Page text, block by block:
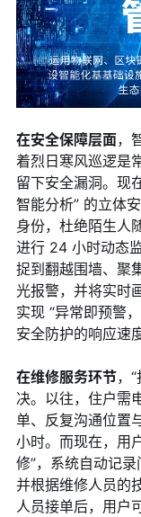
在安全保障层面，
着烈日寒风巡逻是
留下安全漏洞。现
智能分析” 的立体安
身份，杜绝陌生人
进行 24 小时动态
捉到翻越围墙、聚
光报警，并将实时
实现 “异常即预警
安全防护的响应速
在维修服务环节，
决。以往，住户需
单、反复沟通位置
小时。而现在，用
修”，系统自动记录
并根据维修人员的
人员接单后，用户